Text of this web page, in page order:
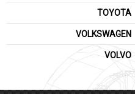
TOYOTA
VOLKSWAGEN
VOLVO